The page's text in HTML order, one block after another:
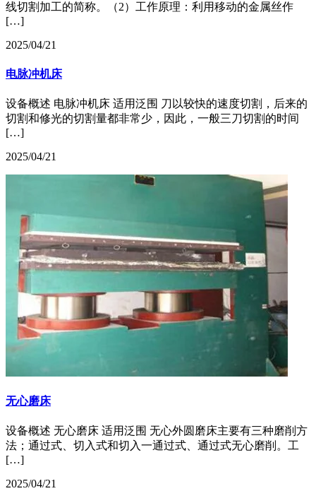
线切割加工的简称。（2）工作原理：利用移动的金属丝作
[…]
2025/04/21
电脉冲机床
设备概述 电脉冲机床 适用泛围 刀以较快的速度切割，后来的
切割和修光的切割量都非常少，因此，一般三刀切割的时间
[…]
2025/04/21
无心磨床
设备概述 无心磨床 适用泛围 无心外圆磨床主要有三种磨削方
法；通过式、切入式和切入一通过式、通过式无心磨削。工
[…]
2025/04/21